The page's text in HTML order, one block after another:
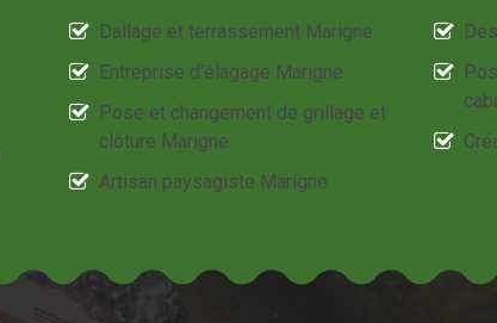
Dallage et terrassement Marigne
Entreprise d'élagage Marigne
Pose et changement de grillage et
clôture Marigne
Artisan paysagiste Marigne